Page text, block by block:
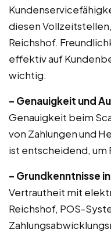
diesen
Reichshof.
effektiv auf
wichtig.
– Genauigkeit und
Genauigkeit beim
von Zahlungen und
ist entscheidend, um
– Grundkenntnisse
Vertrautheit mit
Reichshof, POS-